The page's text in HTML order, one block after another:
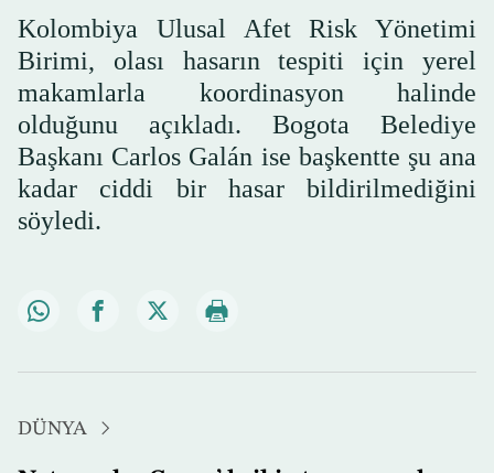
Kolombiya Ulusal Afet Risk Yönetimi
Birimi, olası hasarın tespiti için yerel
makamlarla koordinasyon halinde
olduğunu açıkladı. Bogota Belediye
Başkanı Carlos Galán ise başkentte şu ana
kadar ciddi bir hasar bildirilmediğini
söyledi.
DÜNYA